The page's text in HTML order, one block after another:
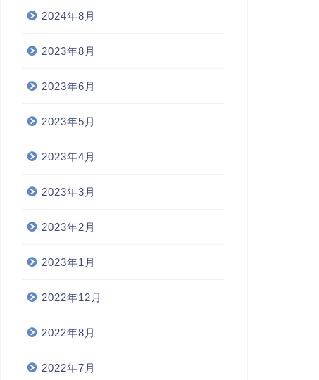
2024年8月
2023年8月
2023年6月
2023年5月
2023年4月
2023年3月
2023年2月
2023年1月
2022年12月
2022年8月
2022年7月